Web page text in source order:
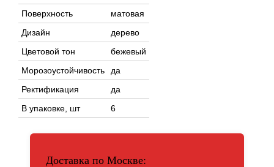
Поверхность
матовая
Дизайн
дерево
Цветовой тон
бежевый
Морозоустойчивость
да
Ректификация
да
В упаковке, шт
6
Доставка по Москве: